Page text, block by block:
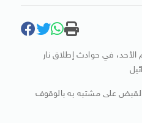
في حوادث إطلاق نار
على مشتبه به بالوقوف